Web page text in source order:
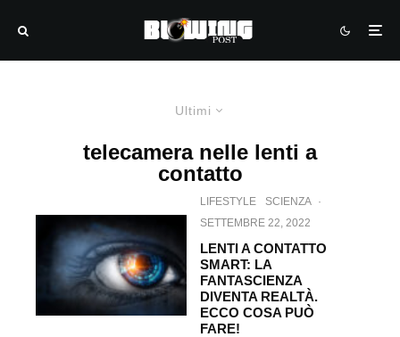
Ultimi
telecamera nelle lenti a
contatto
LIFESTYLE SCIENZA ·
SETTEMBRE 22, 2022
LENTI A CONTATTO
SMART: LA
FANTASCIENZA
DIVENTA REALTÀ.
ECCO COSA PUÒ
FARE!